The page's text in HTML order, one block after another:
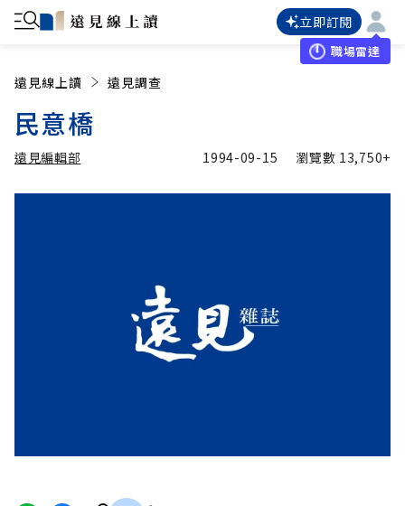
立即訂閱
職場雷達
遠見線上讀 遠見調查
民意橋
遠見編輯部 1994-09-15 瀏覽數 13,750+